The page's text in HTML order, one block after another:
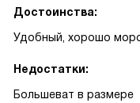
Достоинства:
Удобный, хорошо
Недостатки:
Большеват в размере